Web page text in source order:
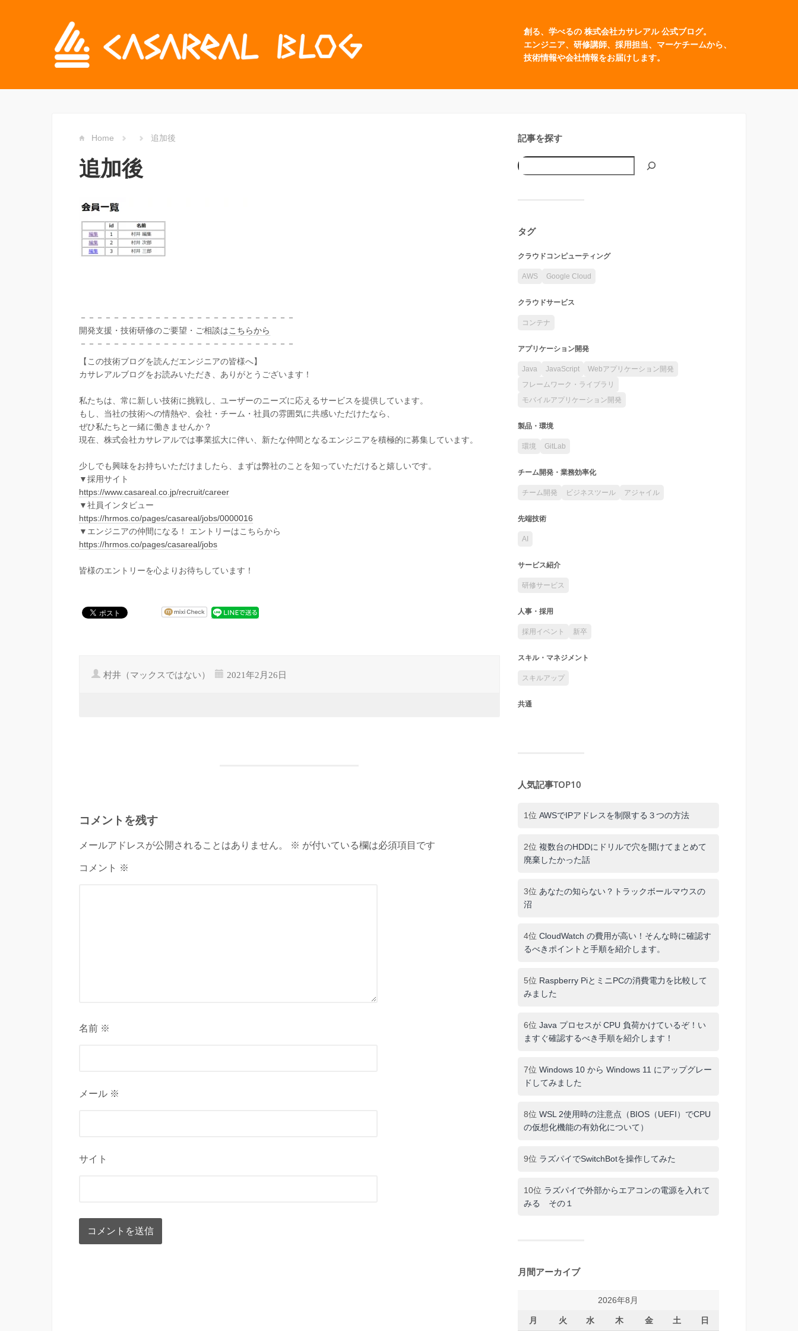
創る、学べるの 株式会社カサレアル 公式ブログ。
エンジニア、研修講師、採用担当、マーケチームから、
技術情報や会社情報をお届けします。
Home 追加後
追加後
－－－－－－－－－－－－－－－－－－－－－－－－－－
開発支援・技術研修のご要望・ご相談はこちらから
－－－－－－－－－－－－－－－－－－－－－－－－－－
【この技術ブログを読んだエンジニアの皆様へ】
カサレアルブログをお読みいただき、ありがとうございます！
私たちは、常に新しい技術に挑戦し、ユーザーのニーズに応えるサービスを提供しています。
もし、当社の技術への情熱や、会社・チーム・社員の雰囲気に共感いただけたなら、
ぜひ私たちと一緒に働きませんか？
現在、株式会社カサレアルでは事業拡大に伴い、新たな仲間となるエンジニアを積極的に募集しています。
少しでも興味をお持ちいただけましたら、まずは弊社のことを知っていただけると嬉しいです。
▼採用サイト
https://www.casareal.co.jp/recruit/career
▼社員インタビュー
https://hrmos.co/pages/casareal/jobs/0000016
▼エンジニアの仲間になる！ エントリーはこちらから
https://hrmos.co/pages/casareal/jobs
皆様のエントリーを心よりお待ちしています！
村井（マックスではない） 2021年2月26日
コメントを残す
メールアドレスが公開されることはありません。 ※ が付いている欄は必須項目です
コメント ※
名前 ※
メール ※
サイト
記事を探す
タグ
クラウドコンピューティング
AWS Google Cloud
クラウドサービス
コンテナ
アプリケーション開発
Java JavaScript
Webアプリケーション開発
フレームワーク・ライブラリ
モバイルアプリケーション開発
製品・環境
環境 GitLab
チーム開発・業務効率化
チーム開発 ビジネスツール アジャイル
先端技術
AI
サービス紹介
研修サービス
人事・採用
採用イベント 新卒
スキル・マネジメント
スキルアップ
共通
人気記事TOP10
1位 AWSでIPアドレスを制限する３つの方法
2位 複数台のHDDにドリルで穴を開けてまとめて
廃棄したかった話
3位 あなたの知らない？トラックボールマウスの
沼
4位 CloudWatch の費用が高い！そんな時に確認す
るべきポイントと手順を紹介します。
5位 Raspberry PiとミニPCの消費電力を比較して
みました
6位 Java プロセスが CPU 負荷かけているぞ！い
ますぐ確認するべき手順を紹介します！
7位 Windows 10 から Windows 11 にアップグレー
ドしてみました
8位 WSL 2使用時の注意点（BIOS（UEFI）でCPU
の仮想化機能の有効化について）
9位 ラズパイでSwitchBotを操作してみた
10位 ラズパイで外部からエアコンの電源を入れて
みる その１
月間アーカイブ
2026年8月
月 火 水 木 金 土 日